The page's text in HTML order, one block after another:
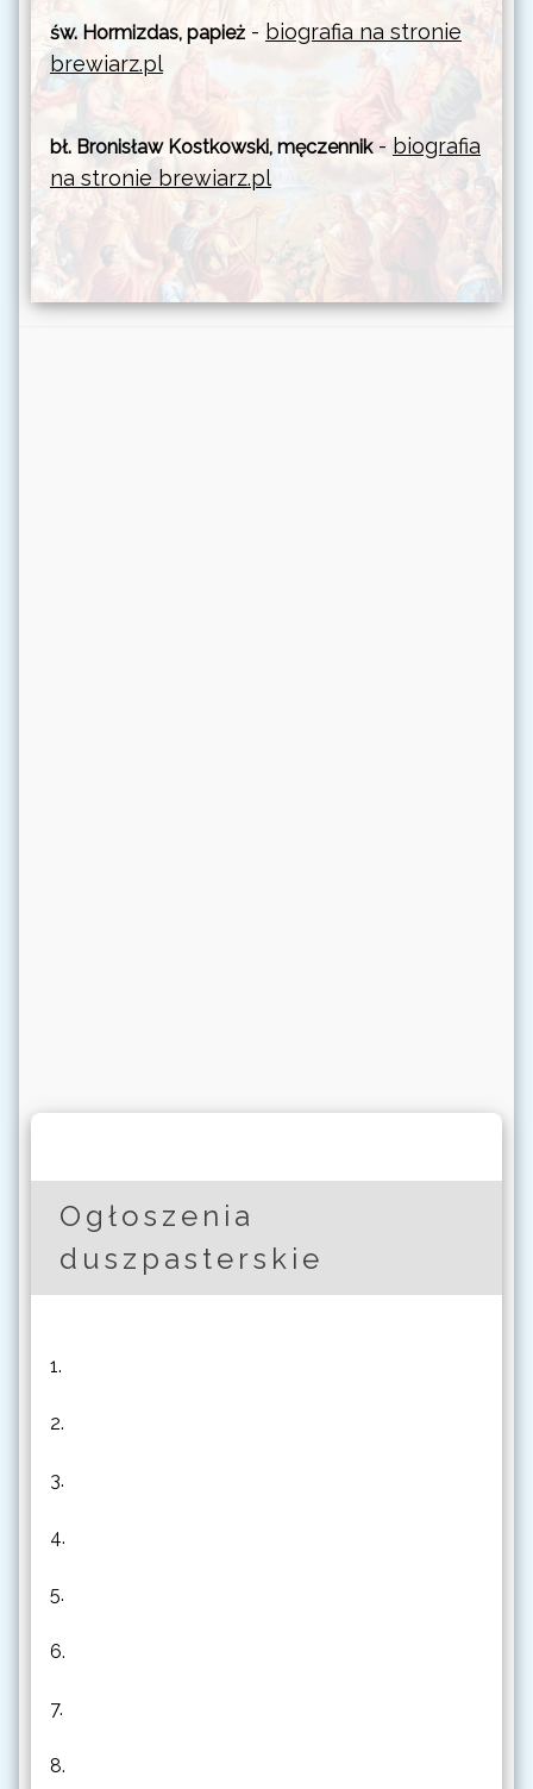
św. Hormizdas, papież - biografia na stronie
brewiarz.pl
bł. Bronisław Kostkowski, męczennik- biografia
na stronie brewiarz.pl
Ogłoszenia
duszpasterskie
1.
2.
3.
4.
5.
6.
7.
8.